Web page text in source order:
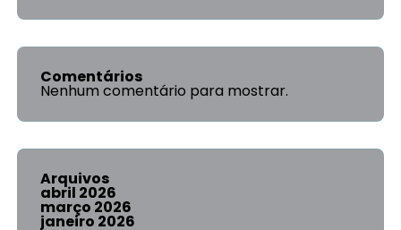
Comentários
Nenhum comentário para mostrar.
Arquivos
abril 2026
março 2026
janeiro 2026